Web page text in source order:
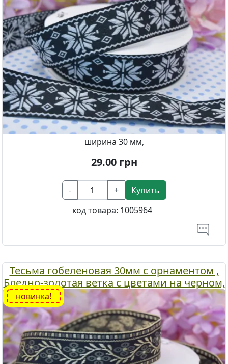
ширина 30 мм,
29.00грн
- +
Купить
код товара: 1005964
Тесьма гобеленовая 30мм с орнаментом ,
Бледно-золотая ветка с цветами на черном,
1 м.
новинка!